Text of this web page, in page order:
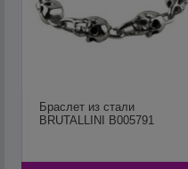
Браслет из стали
BRUTALLINI B005791